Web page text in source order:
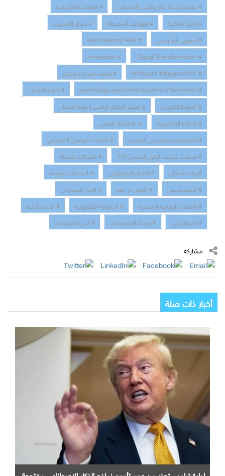
# مبادرة جريدة عالم رقمي بالجامعات
# الالعاب الالكترونية
# البنية التحتية
# الهواتف المحمولة
# سوق الكمبيوتر
# تطبيق عالم رقمي
# Alam Rakamy APP
# Digital Transformation
# innovation
# Artificial Intelligence (AI)
# ثقافة الابداع والابتكار
# technology and communication Information
# حماية البيانات
# الدفع الالكتروني
# تحفيز الابتكار الرقمي وريادة الأعمال
# التجارة الإلكترونية
# الاقتصاد الرقمي
# خصوصية مستخدمى الانترنت
# شبكات التواصل الاجتماعي
# خدمات شبكات الجيل الخامس 5G
# الشركات الناشئة
#ريادة الاعمال
# الابداع التكنولوجي
# المنصات الرقمية
# المستخدمين
# العمل عن بعد
# الامن السبيراني
# العملات الرقمية المشفرة
# الحكومة الإلكترونية
# المدن الذكية
# الميتافيرس
# رقمنة المؤسسات # أمن المعلومات
مشاركة
أخبار ذات صلة